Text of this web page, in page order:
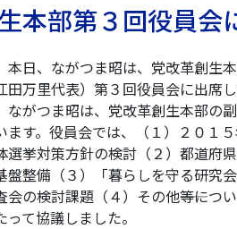
本部第３回役員会
本日、ながつま昭は、党改革創生
田万里代表）第３回役員会に出席し
ながつま昭は、党改革創生本部の
ます。役員会では、（１）２０１
選挙対策方針の検討（２）都道府
盤整備（３）「暮らしを守る研究
会の検討課題（４）その他――等につ
って協議しました。